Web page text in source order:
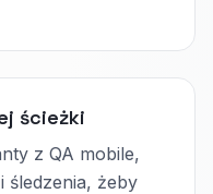
ścieżki
z QA mobile,
żeby